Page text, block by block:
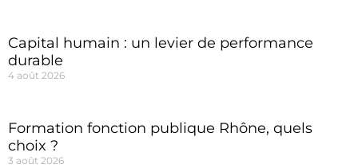
Capital humain : un levier de performance
durable
4 août 2026
Formation fonction publique Rhône, quels
choix ?
3 août 2026